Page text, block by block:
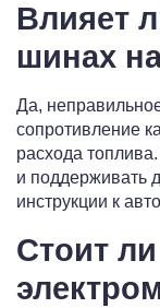
Влияет
шинах
Да,
сопротивление
расхода
и поддерживать
инструкции к
Стоит